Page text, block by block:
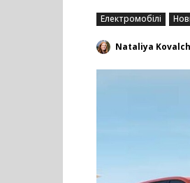
Електромобілі
Nataliya